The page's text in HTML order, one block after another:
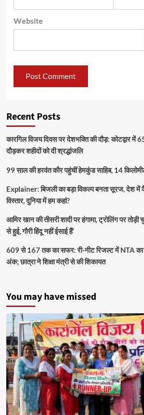
Website
Recent Posts
कारगिल विजय दिवस पर देशभक्ति की दौड़: कोटद्वार में
दौड़कर शहीदों को दी श्रद्धांजलि
99 साल की हरवंत कौर पहुंचीं हेमकुंड साहिब, 14
Explainer: बिजली का बड़ा विकल्प बनता सूरज, देश में
विस्तार, दुनिया में हम कहां?
आमिर खान की तीसरी शादी पर हंगामा, ट्रोलिंग पर तोड़ी
से हुई, गौरी हिंदू नहीं ईसाई हैं’
609 से 167 तक का सफर: री-नीट रिजल्ट में NTA का
अंक; छात्रा ने शिक्षा मंत्री से की शिकायत
You may have missed